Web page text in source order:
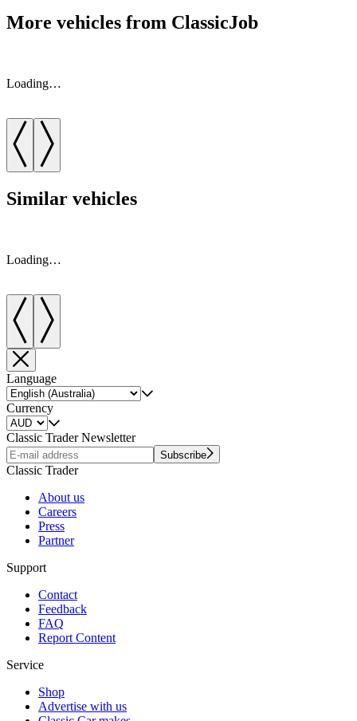
More vehicles from ClassicJob
Loading…
Similar vehicles
Loading…
Language
Currency
Classic Trader Newsletter
Subscribe
Classic Trader
About us
Careers
Press
Partner
Support
Contact
Feedback
FAQ
Report Content
Service
Shop
Advertise with us